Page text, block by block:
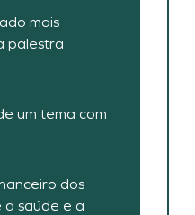
mais
palestra
um tema com
dos
saúde e a